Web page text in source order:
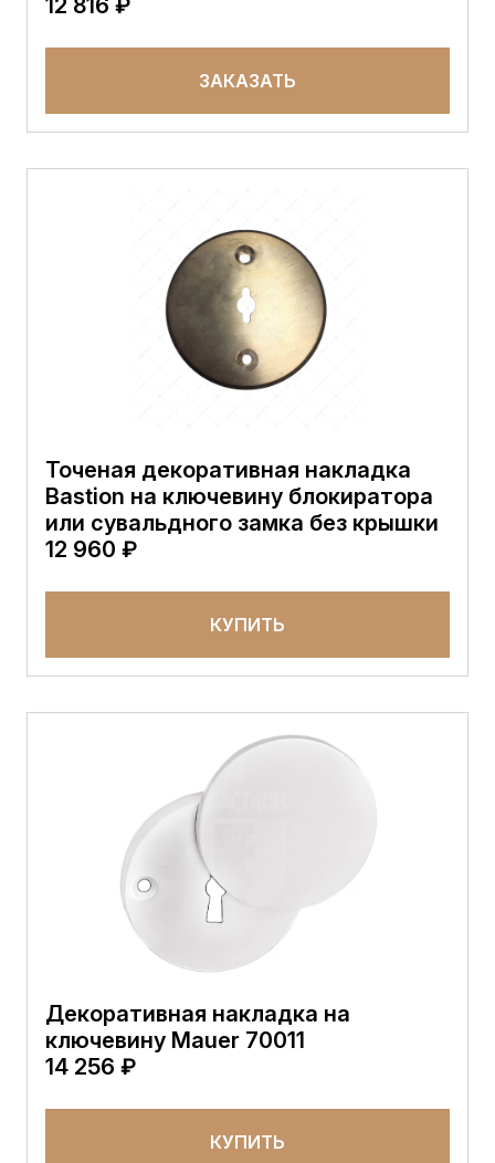
12 816 ₽
ЗАКАЗАТЬ
Точеная декоративная накладка
Bastion на ключевину блокиратора
или сувальдного замка без крышки
12 960 ₽
КУПИТЬ
Декоративная накладка на
ключевину Mauer 70011
14 256 ₽
КУПИТЬ